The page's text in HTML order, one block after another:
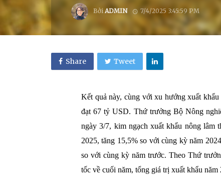
Bởi ADMIN 7/4/2025 3:45:59 PM
Share Tweet
Kết quả này, cùng với xu hướng xuất
đạt 67 tỷ USD. Thứ trưởng Bộ Nông
ngày 3/7, kim ngạch xuất khẩu nông lâm
2025, tăng 15,5% so với cùng kỳ năm
so với cùng kỳ năm trước. Theo Thứ
tốc về cuối năm, tổng giá trị xuất khẩu